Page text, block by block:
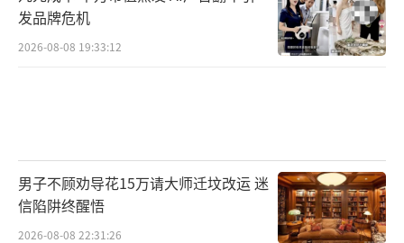
发品牌危机
2026-08-08 19:33:12
男子不顾劝导花15万请大师迁坟改运 迷
信陷阱终醒悟
2026-08-08 22:31:26